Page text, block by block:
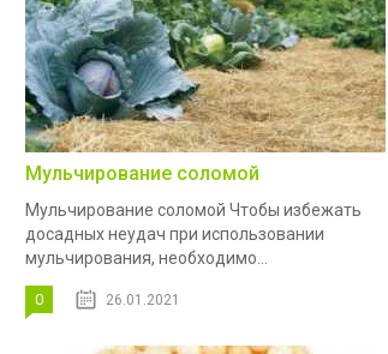
Мульчирование соломой
Мульчирование соломой Чтобы избежать
досадных неудач при использовании
мульчирования, необходимо...
0 26.01.2021